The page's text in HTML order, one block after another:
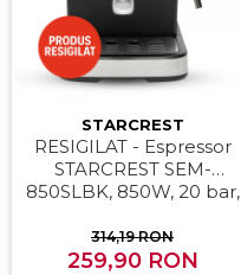
STARCREST
RESIGILAT - Espressor
STARCREST SEM-
850SLBK, 850W, 20 bar,
dispozitiv spumare, filtru
dublu din inox,
314,19 RON
259,90 RON